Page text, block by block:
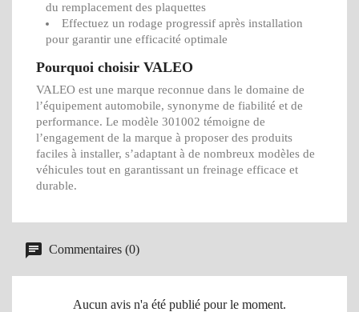
du remplacement des plaquettes
Effectuez un rodage progressif après installation
pour garantir une efficacité optimale
Pourquoi choisir VALEO
VALEO est une marque reconnue dans le domaine de
l’équipement automobile, synonyme de fiabilité et de
performance. Le modèle 301002 témoigne de
l’engagement de la marque à proposer des produits
faciles à installer, s’adaptant à de nombreux modèles de
véhicules tout en garantissant un freinage efficace et
durable.
Commentaires (0)
Aucun avis n'a été publié pour le moment.